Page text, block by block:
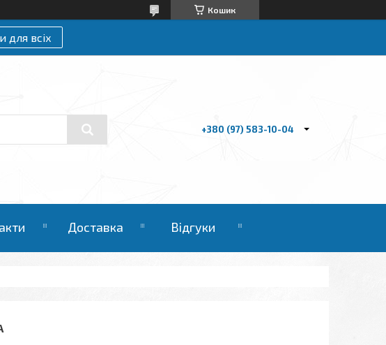
Кошик
для всіх
+380 (97) 583-10-04
Доставка Відгуки